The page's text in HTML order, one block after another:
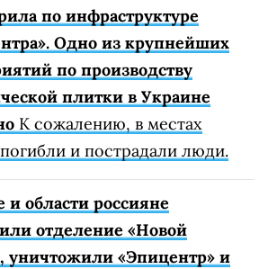
по инфраструктуре
Одно из крупнейших
по производству
плитки в Украине
К сожалению, в местах
и пострадали люди.
и области россияне
отделение «Новой
уничтожили «Эпицентр» и